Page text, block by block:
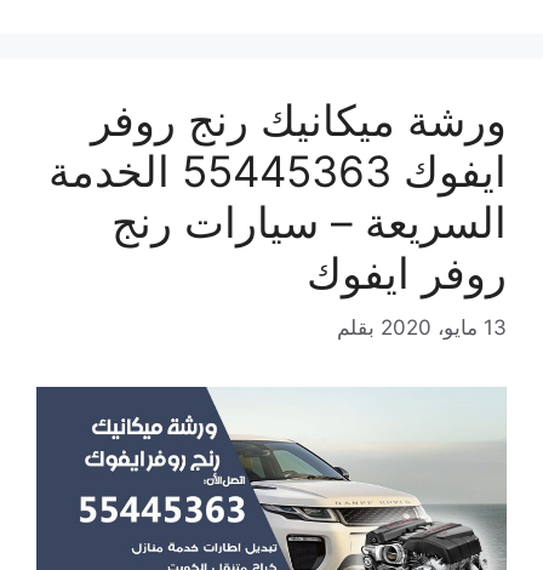
ورشة ميكانيك رنج روفر
ايفوك 55445363 الخدمة
السريعة – سيارات رنج
روفر ايفوك
13 مايو، 2020 بقلم